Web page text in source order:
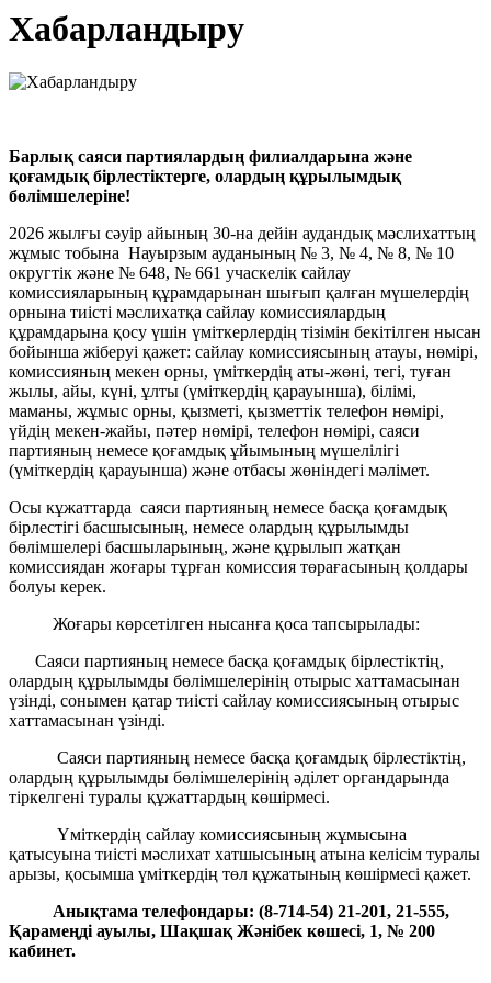
Хабарландыру
Барлық саяси партиялардың филиалдарына және
қоғамдық бірлестіктерге, олардың құрылымдық
бөлімшелеріне!
2026 жылғы сәуір айының 30-на дейін аудандық мәслихаттың
жұмыс тобына Науырзым ауданының № 3, № 4, № 8, № 10
округтік және № 648, № 661 учаскелік сайлау
комиссияларының құрамдарынан шығып қалған мүшелердің
орнына тиісті мәслихатқа сайлау комиссиялардың
құрамдарына қосу үшін үміткерлердің тізімін бекітілген нысан
бойынша жіберуі қажет: сайлау комиссиясының атауы, нөмірі,
комиссияның мекен орны, үміткердің аты-жөні, тегі, туған
жылы, айы, күні, ұлты (үміткердің қарауынша), білімі,
маманы, жұмыс орны, қызметі, қызметтік телефон нөмірі,
үйдің мекен-жайы, пәтер нөмірі, телефон нөмірі, саяси
партияның немесе қоғамдық ұйымының мүшелілігі
(үміткердің қарауынша) және отбасы жөніндегі мәлімет.
Осы кұжаттарда саяси партияның немесе басқа қоғамдық
бірлестігі басшысының, немесе олардың құрылымды
бөлімшелері басшыларының, және құрылып жатқан
комиссиядан жоғары тұрған комиссия төрағасының қолдары
болуы керек.
Жоғары көрсетілген нысанға қоса тапсырылады:
Саяси партияның немесе басқа қоғамдық бірлестіктің,
олардың құрылымды бөлімшелерінің отырыс хаттамасынан
үзінді, сонымен қатар тиісті сайлау комиссиясының отырыс
хаттамасынан үзінді.
Саяси партияның немесе басқа қоғамдық бірлестіктің,
олардың құрылымды бөлімшелерінің әділет органдарында
тіркелгені туралы құжаттардың көшірмесі.
Үміткердің сайлау комиссиясының жұмысына
қатысуына тиісті мәслихат хатшысының атына келісім туралы
арызы, қосымша үміткердің төл құжатының көшірмесі қажет.
Анықтама телефондары: (8-714-54) 21-201, 21-555,
Қарамеңді ауылы, Шақшақ Жәнібек көшесі, 1, № 200
кабинет.